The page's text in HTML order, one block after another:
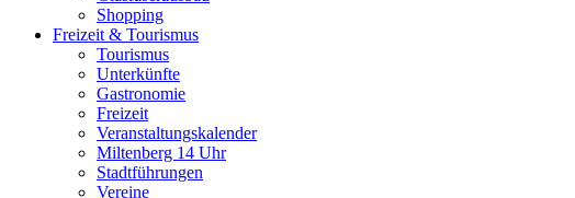
Shopping
Freizeit & Tourismus
Tourismus
Unterkünfte
Gastronomie
Freizeit
Veranstaltungskalender
Miltenberg 14 Uhr
Stadtführungen
Vereine